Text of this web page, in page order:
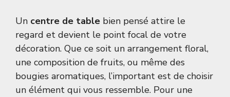
Un centre de table bien pensé attire le
regard et devient le point focal de votre
décoration. Que ce soit un arrangement floral,
une composition de fruits, ou même des
bougies aromatiques, l’important est de choisir
un élément qui vous ressemble. Pour une